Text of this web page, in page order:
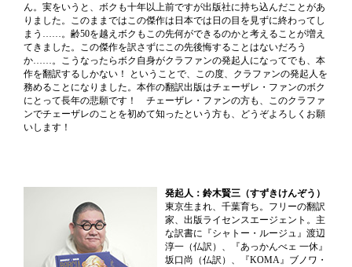
ん。実をいうと、ボクも十年以上前ですが出版社に持ち込んだことがあ
りました。このままではこの傑作は日本では日の目を見ずに終わってし
まう……。齢50を越えボクもこの先何ができるのかと考えることが増え
てきました。この傑作を訳さずにこの先後悔することはないだろう
か……。こうなったらボク自身がクラファンの発起人になってでも、本
作を翻訳するしかない！ ということで、この度、クラファンの発起人を
務めることになりました。本作の翻訳出版はチェーザレ・ファンのボク
にとって長年の悲願です！ チェーザレ・ファンの方も、このクラファ
ンでチェーザレのことを初めて知ったという方も、どうぞよろしくお願
いします！
発起人：鈴木賢三（すずきけんぞう）
東京生まれ、千葉育ち。フリーの翻訳
家、出版ライセンスエージェント。主
な訳書に『シャトー・ルージュ』渡辺
淳一（仏訳）、『あっかんべェ 一休』
坂口尚（仏訳）、『KOMA』ブノワ・